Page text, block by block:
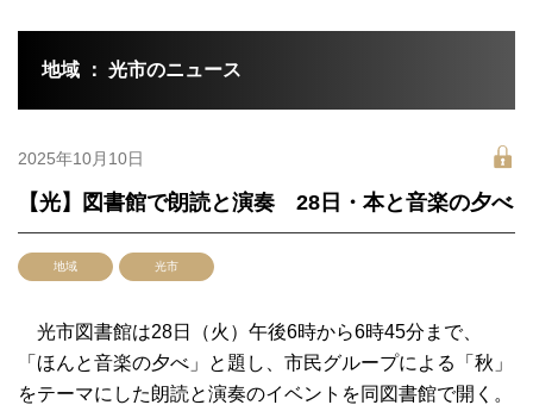
地域 ： 光市のニュース
2025年10月10日
【光】図書館で朗読と演奏 28日・本と音楽の夕べ
地域 光市
光市図書館は28日（火）午後6時から6時45分まで、
「ほんと音楽の夕べ」と題し、市民グループによる「秋」
をテーマにした朗読と演奏のイベントを同図書館で開く。